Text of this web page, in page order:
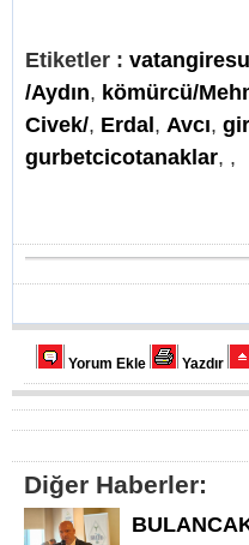
Etiketler :
/Aydın, kömürcü/
Civek/, Erdal, Avcı,
gurbetcicotanaklar, ,
Yorum Ekle Yazdır
Diğer Haberler: